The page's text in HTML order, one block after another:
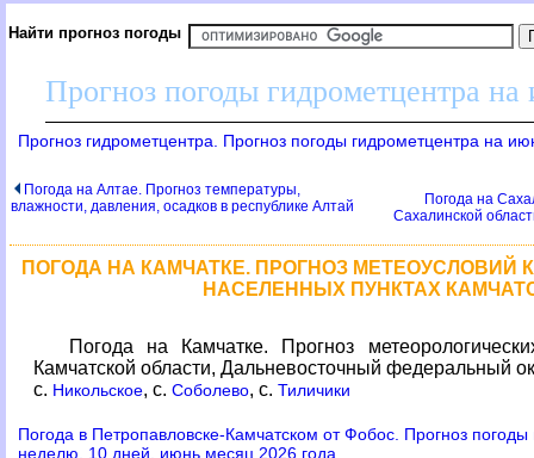
Найти прогноз погоды
Прогноз погоды гидрометцентра
Прогноз гидрометцентра. Прогноз погоды гидрометцентра на
Погода на Алтае. Прогноз температуры,
влажности, давления, осадков в республике Алтай
Погода на
Сахалинской
ПОГОДА НА КАМЧАТКЕ. ПРОГНОЗ МЕТЕОУСЛОВИЙ
НАСЕЛЕННЫХ ПУНКТАХ
Погода на Камчатке. Прогноз
Камчатской области, Дальневосточный федеральный
с. Никольское, с. Соболево, с. Тиличики
Погода в Петропавловске-Камчатском от Фобос. Прогноз погоды
неделю, 10 дней, июнь месяц 2026 года